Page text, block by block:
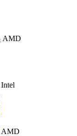
پردازنده بر اساس سوکت AMD
مادربرد بر اساس سوکت Intel
مادربرد بر اساس سوکت AMD